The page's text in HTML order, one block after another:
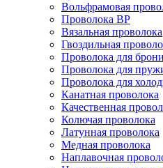
Вольфрамовая
Проволока ВР
Вязальная проволока
Гвоздильная
Проволока для
Проволока для
Проволока для
Канатная проволока
Качественная
Колючая проволока
Латунная проволока
Медная проволока
Наплавочная